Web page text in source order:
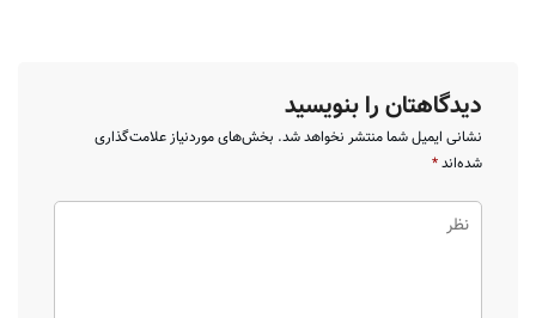
دیدگاهتان را بنویسید
نشانی ایمیل شما منتشر نخواهد شد. بخش‌های موردنیاز علامت‌گذاری
شده‌اند*